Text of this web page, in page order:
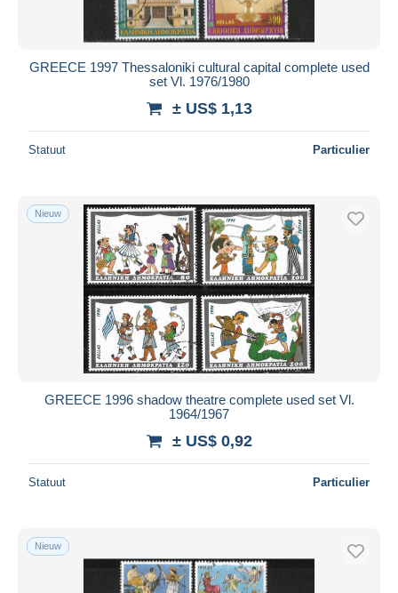
GREECE 1997 Thessaloniki cultural capital complete used
set Vl. 1976/1980
± US$ 1,13
Statuut Particulier
Nieuw
GREECE 1996 shadow theatre complete used set Vl.
1964/1967
± US$ 0,92
Statuut Particulier
Nieuw